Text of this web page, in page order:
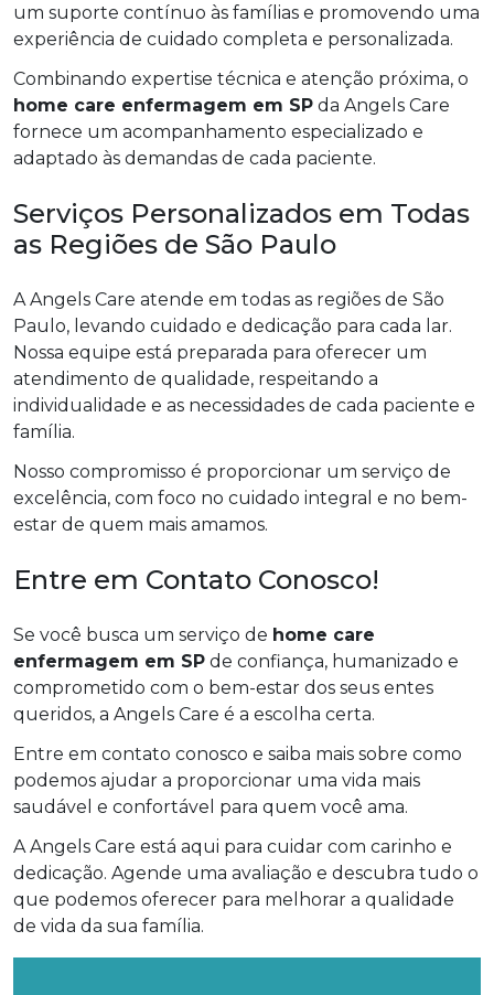
um suporte contínuo às famílias e promovendo uma
experiência de cuidado completa e personalizada.
Combinando expertise técnica e atenção próxima, o
home care enfermagem em SP da Angels Care
fornece um acompanhamento especializado e
adaptado às demandas de cada paciente.
Serviços Personalizados em Todas
as Regiões de São Paulo
A Angels Care atende em todas as regiões de São
Paulo, levando cuidado e dedicação para cada lar.
Nossa equipe está preparada para oferecer um
atendimento de qualidade, respeitando a
individualidade e as necessidades de cada paciente e
família.
Nosso compromisso é proporcionar um serviço de
excelência, com foco no cuidado integral e no bem-
estar de quem mais amamos.
Entre em Contato Conosco!
Se você busca um serviço de home care
enfermagem em SP de confiança, humanizado e
comprometido com o bem-estar dos seus entes
queridos, a Angels Care é a escolha certa.
Entre em contato conosco e saiba mais sobre como
podemos ajudar a proporcionar uma vida mais
saudável e confortável para quem você ama.
A Angels Care está aqui para cuidar com carinho e
dedicação. Agende uma avaliação e descubra tudo o
que podemos oferecer para melhorar a qualidade
de vida da sua família.